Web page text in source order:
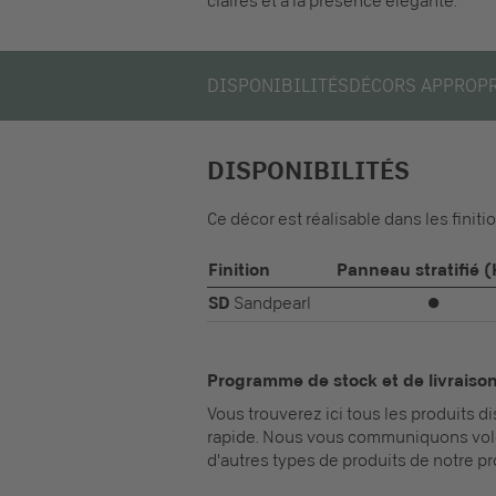
DISPONIBILITÉSDÉCORS
DISPONIBILITÉS
Ce décor est réalisable dans les
Finition
Panneau stratifié
SD Sandpearl ⏺
Programme de stock et de
Vous trouverez ici tous les produits
rapide. Nous vous communiquons
d'autres types de produits de notre